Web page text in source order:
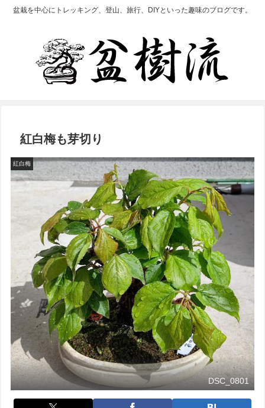
盆栽を中心にトレッキング、登山、旅行、DIYといった趣味のブログです。
紅白梅も芽切り
紅白梅
DSC_0801